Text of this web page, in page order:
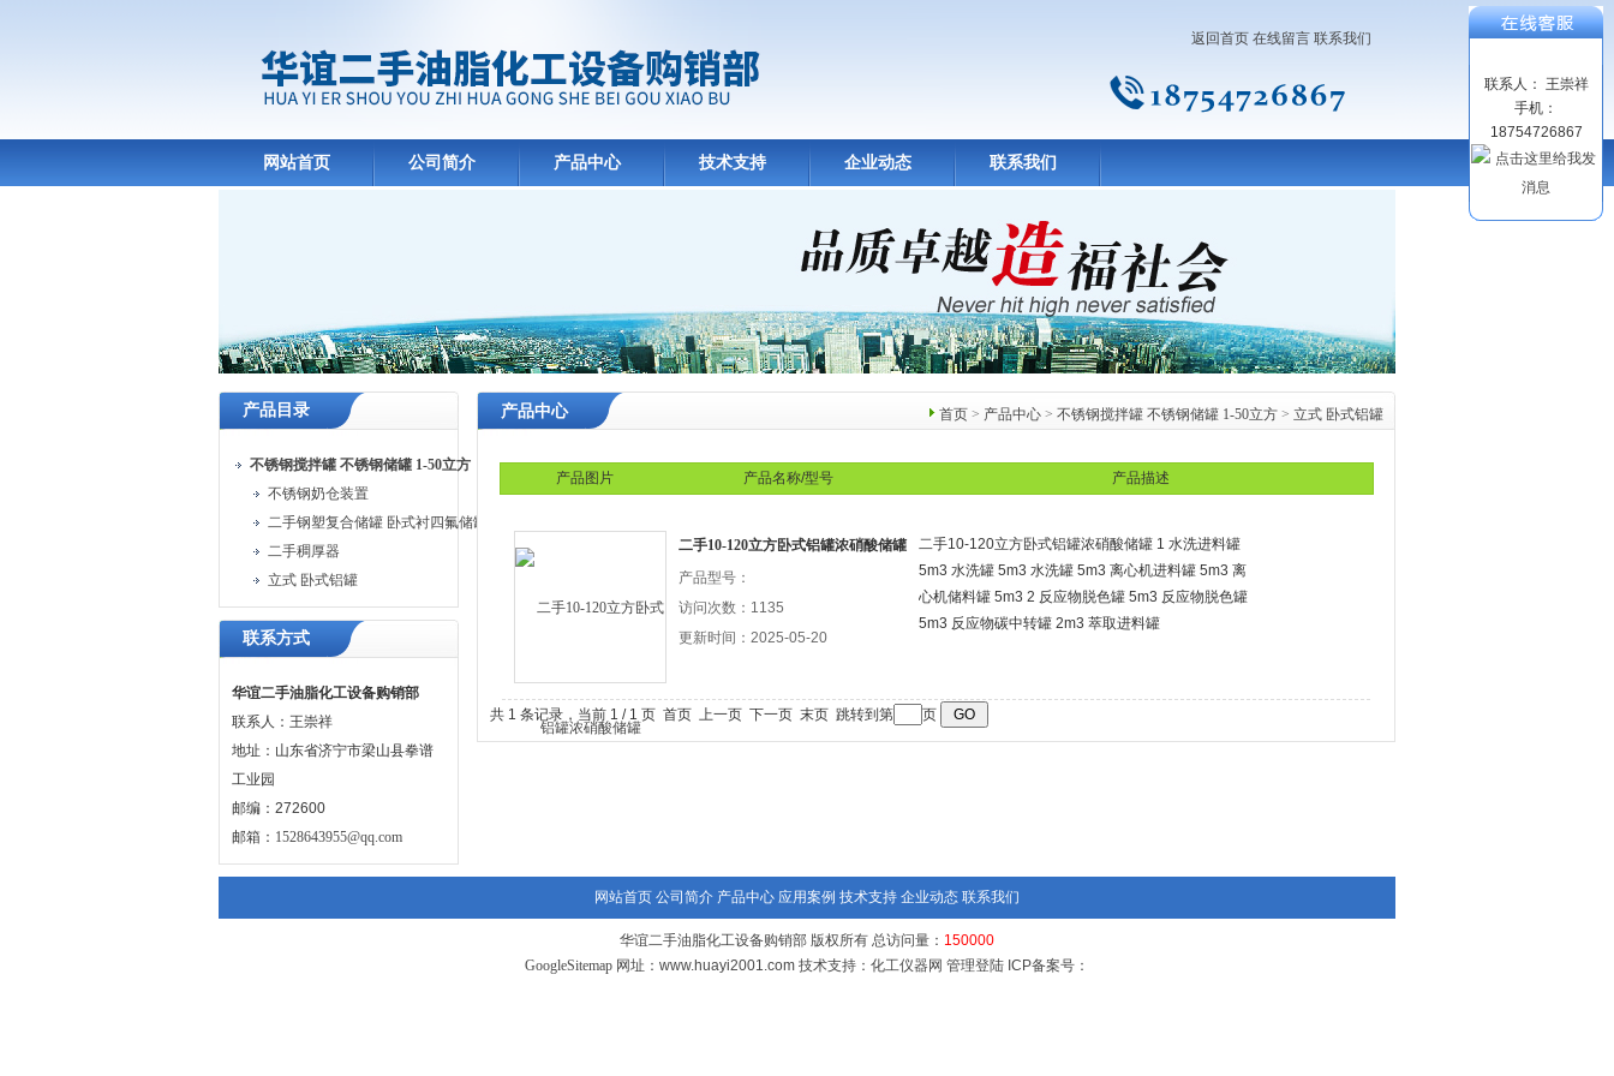
返回首页 在线留言 联系我们
网站首页 公司简介 产品中心 技术支持 企业动态 联系我们
产品目录
不锈钢搅拌罐 不锈钢储罐 1-50立方
不锈钢奶仓装置
二手钢塑复合储罐 卧式衬四氟储罐 立式储罐
二手稠厚器
立式 卧式铝罐
联系方式
华谊二手油脂化工设备购销部
联系人：王崇祥
地址：山东省济宁市梁山县拳谱
工业园
邮编：272600
邮箱： 1528643955@qq.com
首页 > 产品中心 > 不锈钢搅拌罐 不锈钢储罐 1-50立方 > 立式 卧式铝罐
产品中心
产品图片 产品名称/型号 产品描述
二手10-120立方卧式铝罐浓硝酸储罐
产品型号：
访问次数：1135
更新时间：2025-05-20
二手10-120立方卧式铝罐浓硝酸储罐 1 水洗进料罐
5m3 水洗罐 5m3 水洗罐 5m3 离心机进料罐 5m3 离
心机储料罐 5m3 2 反应物脱色罐 5m3 反应物脱色罐
5m3 反应物碳中转罐 2m3 萃取进料罐
共 1 条记录，当前 1 / 1 页 首页 上一页 下一页 末页 跳转到第 页
网站首页 公司简介 产品中心 应用案例 技术支持 企业动态 联系我们
华谊二手油脂化工设备购销部 版权所有 总访问量： 150000
GoogleSitemap 网址：www.huayi2001.com 技术支持： 化工仪器网 管理登陆 ICP备案号：
联系人： 王崇祥
手机：
18754726867